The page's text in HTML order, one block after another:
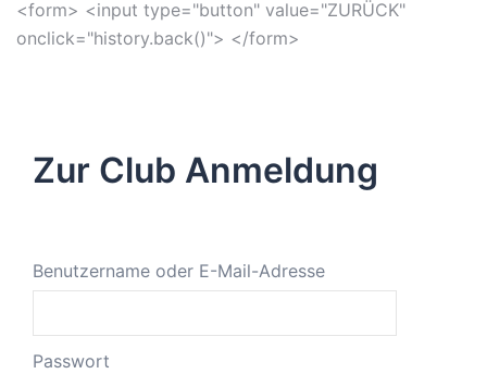
<form> <input type="button" value="ZURÜCK"
onclick="history.back()"> </form>
Zur Club Anmeldung
Benutzername oder E-Mail-Adresse
Passwort